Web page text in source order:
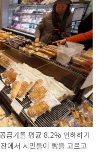
급가를 평균 8.2% 인하하기
에서 시민들이 빵을 고르고